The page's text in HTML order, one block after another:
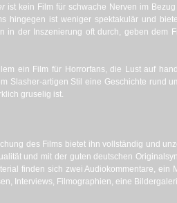
ist kein Film für schwache Nerven im
hingegen ist weniger spektakulär und
in der Inszenierung oft durch, geben dem
ein Film für Horrorfans, die Lust auf
Slasher-artigen Stil eine Geschichte rund
gruselig ist.
des Films bietet ihn vollständig und
und mit der guten deutschen
finden sich zwei Audiokommentare, ein
Interviews, Filmographien, eine